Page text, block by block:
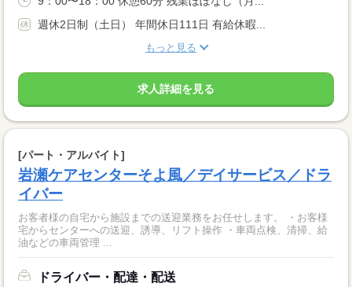
週休2日制（土日） 年間休日111日 有給休暇...
もっと見る
求人詳細を見る
[パート・アルバイト]
岩瀬ケアセンターそよ風／デイサービス／ドラ
イバー
お客者様の自宅から施設までの送迎業務をお任せします。 ・お客様
宅からセンターへの送迎、誘導、リフト操作 ・車両点検、清掃、給
油などの車両管理 ...
ドライバー・配達・配送